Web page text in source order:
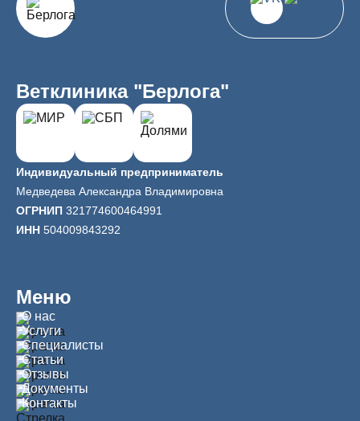
Ветклиника "Берлога"
Индивидуальный предприниматель
Медведева Александра Владимировна
ОГРНИП 321774600464991
ИНН 504009843292
Меню
О нас
Услуги
Специалисты
Статьи
Отзывы
Документы
Контакты